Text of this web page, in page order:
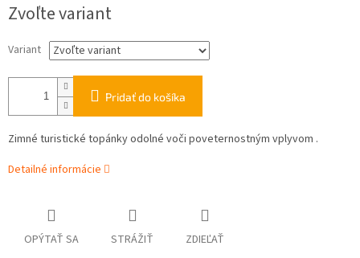
cena:
Zvoľte variant
Variant
Pridať do košíka
Zimné turistické topánky odolné voči poveternostným vplyvom .
Detailné informácie
OPÝTAŤ SA STRÁŽIŤ ZDIEĽAŤ